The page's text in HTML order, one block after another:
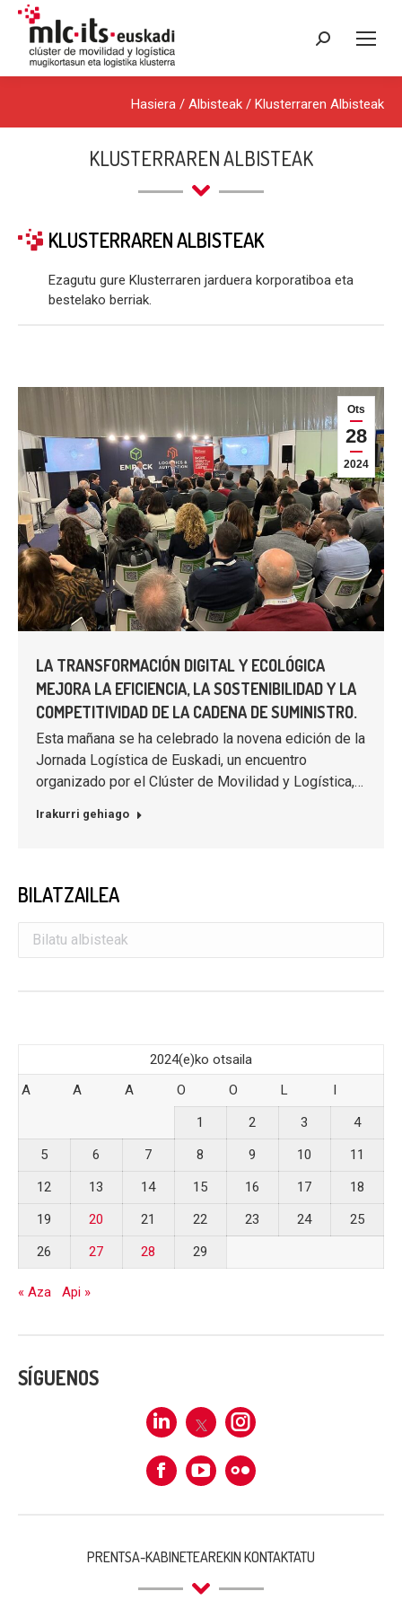
Search:
Hasiera / Albisteak / Klusterraren Albisteak
KLUSTERRAREN ALBISTEAK
KLUSTERRAREN ALBISTEAK
Ezagutu gure Klusterraren jarduera korporatiboa eta
bestelako berriak.
Ots
28
2024
LA TRANSFORMACIÓN DIGITAL Y ECOLÓGICA
MEJORA LA EFICIENCIA, LA SOSTENIBILIDAD Y LA
COMPETITIVIDAD DE LA CADENA DE SUMINISTRO.
Esta mañana se ha celebrado la novena edición de la
Jornada Logística de Euskadi, un encuentro
organizado por el Clúster de Movilidad y Logística,…
Irakurri gehiago
BILATZAILEA
2024(e)ko otsaila
A
A A O O L
I
1
2 3
4
5
6 7 8 9 10
11
12
13 14 15 16 17
18
19
20 21 22 23 24
25
26
27 28 29
« Aza Api »
SÍGUENOS
Linkedin
X Instagram
FacebookFlickr
PRENTSA-KABINETEAREKIN KONTAKTATU